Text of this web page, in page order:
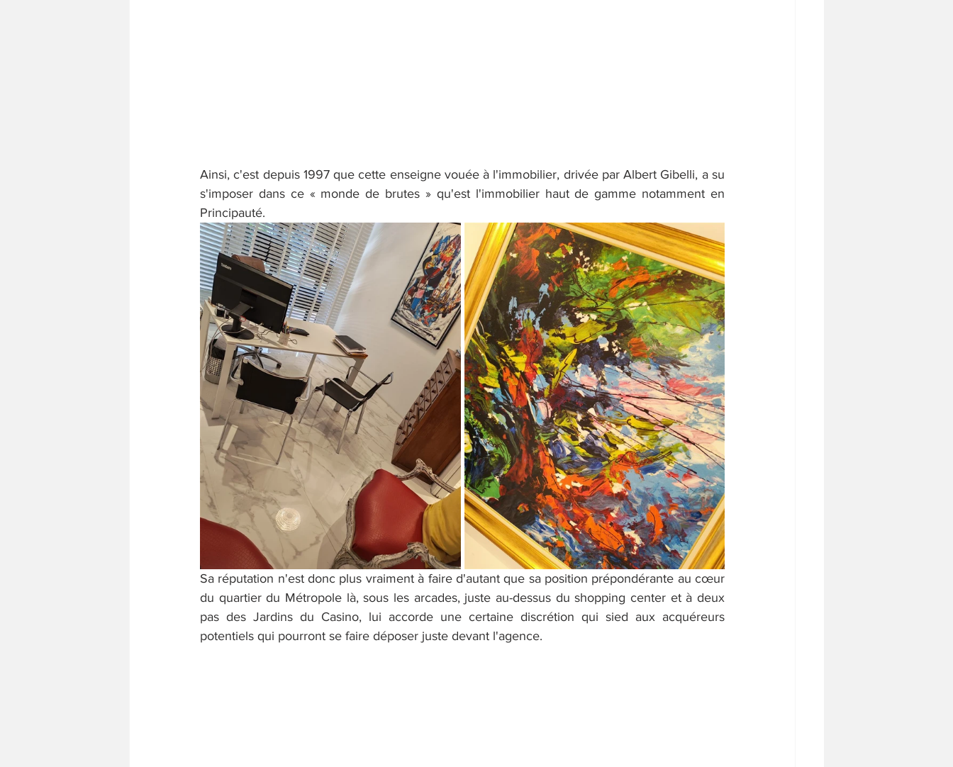
Ainsi, c'est depuis 1997 que cette enseigne vouée à l'immobilier, drivée par Albert Gibelli, a su
s'imposer dans ce « monde de brutes » qu'est l'immobilier haut de gamme notamment en
Principauté.
Sa réputation n'est donc plus vraiment à faire d'autant que sa position prépondérante au cœur
du quartier du Métropole là, sous les arcades, juste au-dessus du shopping center et à deux
pas des Jardins du Casino, lui accorde une certaine discrétion qui sied aux acquéreurs
potentiels qui pourront se faire déposer juste devant l'agence.